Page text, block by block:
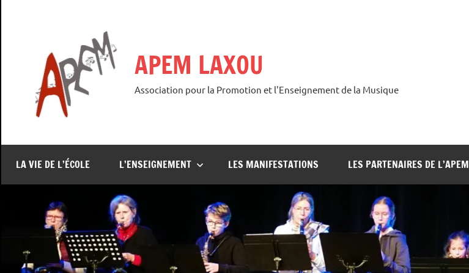
APEM LAXOU
Association pour la Promotion et l'Enseignement de la Musique
LA VIE DE L’ÉCOLE L’ENSEIGNEMENT LES MANIFESTATIONS LES PARTENAIRES DE L’APEM